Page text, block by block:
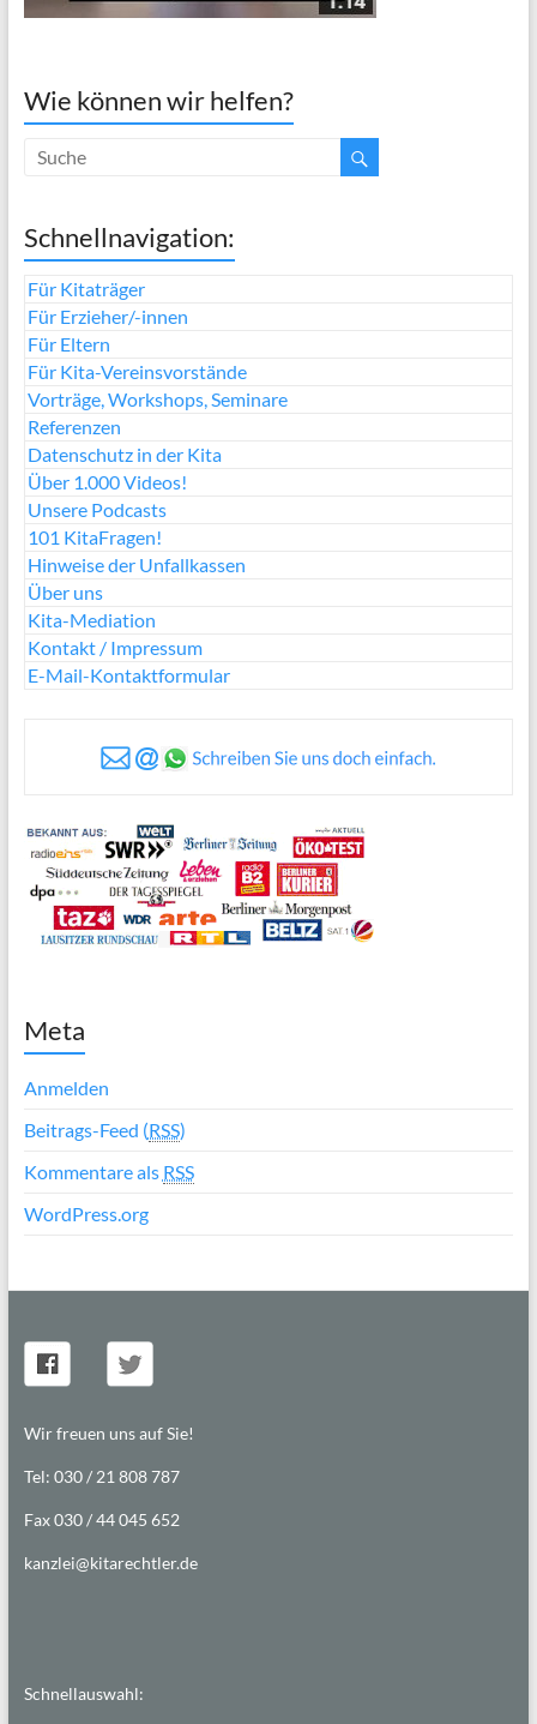
Wie können wir helfen?
Schnellnavigation:
Für Kitaträger
Für Erzieher/-innen
Für Eltern
Für Kita-Vereinsvorstände
Vorträge, Workshops, Seminare
Referenzen
Datenschutz in der Kita
Über 1.000 Videos!
Unsere Podcasts
101 KitaFragen!
Hinweise der Unfallkassen
Über uns
Kita-Mediation
Kontakt / Impressum
E-Mail-Kontaktformular
Meta
Anmelden
Beitrags-Feed (RSS)
Kommentare als RSS
WordPress.org
Wir freuen uns auf Sie!
Tel: 030 / 21 808 787
Fax 030 / 44 045 652
kanzlei@kitarechtler.de
Schnellauswahl: